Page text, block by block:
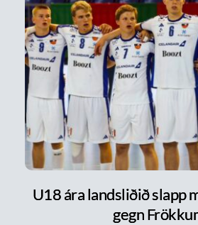
U18 ára landsliðið slapp
gegn